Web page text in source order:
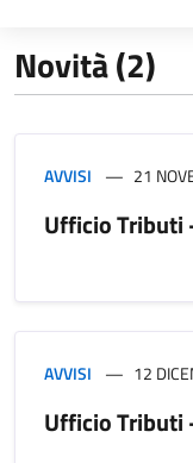
Novità (2)
AVVISI 21
Ufficio Tributi
AVVISI 12
Ufficio Tributi